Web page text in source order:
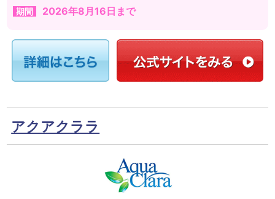
期間 2026年8月16日まで
アクアクララ